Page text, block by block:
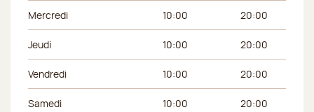
Mercredi 10:00 20:00
Jeudi 10:00 20:00
Vendredi 10:00 20:00
Samedi 10:00 20:00